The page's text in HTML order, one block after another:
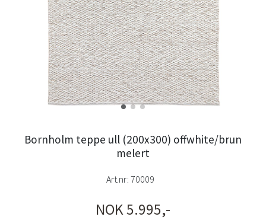
Bornholm teppe ull (200x300) offwhite/brun
melert
Art.nr: 70009
NOK 5.995,-